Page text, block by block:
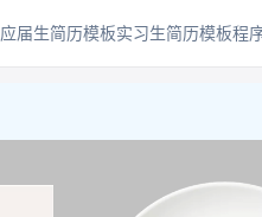
应届生简历模板实习生简历模板程